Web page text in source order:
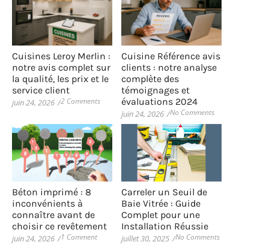
Cuisines Leroy Merlin :
notre avis complet sur
la qualité, les prix et le
service client
juin 24, 2026 /2 Comments
Cuisine Référence avis
clients : notre analyse
complète des
témoignages et
évaluations 2024
juin 24, 2026 /No Comments
Béton imprimé : 8
inconvénients à
connaître avant de
choisir ce revêtement
juin 24, 2026 /1 Comment
Carreler un Seuil de
Baie Vitrée : Guide
Complet pour une
Installation Réussie
juillet 30, 2025 /No Comments